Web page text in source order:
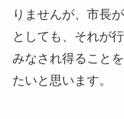
りませんが、市長
としても、それが
みなされ得ること
たいと思います。